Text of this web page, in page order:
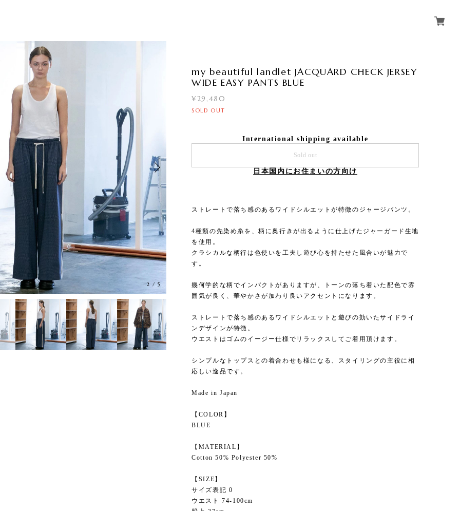
3 /5
my beautiful landlet JACQUARD CHECK JERSEY
WIDE EASY PANTS BLUE
¥29,480
SOLD OUT
International shipping available
Sold out
日本国内にお住まいの方向け
ストレートで落ち感のあるワイドシルエットが特徴のジャージパンツ。
4種類の先染め糸を、柄に奥行きが出るように仕上げたジャーガード生地
を使用。
クラシカルな柄行は色使いを工夫し遊び心を持たせた風合いが魅力で
す。
幾何学的な柄でインパクトがありますが、トーンの落ち着いた配色で雰
囲気が良く、華やかさが加わり良いアクセントになります。
ストレートで落ち感のあるワイドシルエットと遊びの効いたサイドライ
ンデザインが特徴。
ウエストはゴムのイージー仕様でリラックスしてご着用頂けます。
シンプルなトップスとの着合わせも様になる、スタイリングの主役に相
応しい逸品です。
Made in Japan
【COLOR】
BLUE
【MATERIAL】
Cotton 50% Polyester 50%
【SIZE】
サイズ表記 0
ウエスト 74-100cm